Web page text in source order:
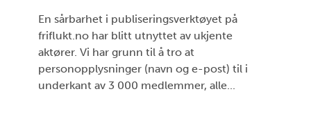
En sårbarhet i publiseringsverktøyet på
friflukt.no har blitt utnyttet av ukjente
aktører. Vi har grunn til å tro at
personopplysninger (navn og e-post) til i
underkant av 3 000 medlemmer, alle...